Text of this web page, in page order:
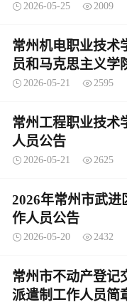
2026-05-25 2009
常州机电职业技术
员和马克思主义学
2026-05-21 2595
常州工程职业技术
人员公告
2026-05-21 2625
2026年常州市武
作人员公告
2026-05-20 2432
常州市不动产登记
派遣制工作人员简